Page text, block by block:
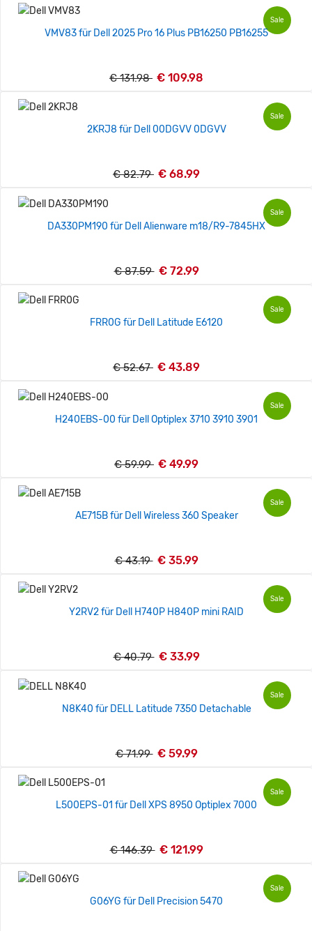
Sale
VMV83 für Dell 2025 Pro 16 Plus PB16250 PB16255
€ 131.98 € 109.98
Sale
2KRJ8 für Dell 00DGVV 0DGVV
€ 82.79 € 68.99
Sale
DA330PM190 für Dell Alienware m18/R9-7845HX
€ 87.59 € 72.99
Sale
FRR0G für Dell Latitude E6120
€ 52.67 € 43.89
Sale
H240EBS-00 für Dell Optiplex 3710 3910 3901
€ 59.99 € 49.99
Sale
AE715B für Dell Wireless 360 Speaker
€ 43.19 € 35.99
Sale
Y2RV2 für Dell H740P H840P mini RAID
€ 40.79 € 33.99
Sale
N8K40 für DELL Latitude 7350 Detachable
€ 71.99 € 59.99
Sale
L500EPS-01 für Dell XPS 8950 Optiplex 7000
€ 146.39 € 121.99
Sale
G06YG für Dell Precision 5470